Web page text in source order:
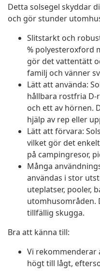
Detta solsegel skyddar
och gör stunder
Slitstarkt och
% polyesteroxford
gör det vattentätt
familj och vänner
Lätt att använda:
hållbara rostfria D-
och ett av hörnen.
hjälp av rep eller
Lätt att förvara:
vilket gör det
på campingresor,
Många
användas i stor
uteplatser, pooler,
utomhusområden.
tillfällig skugga.
Bra att känna till:
Vi rekommenderar
högt till lågt,